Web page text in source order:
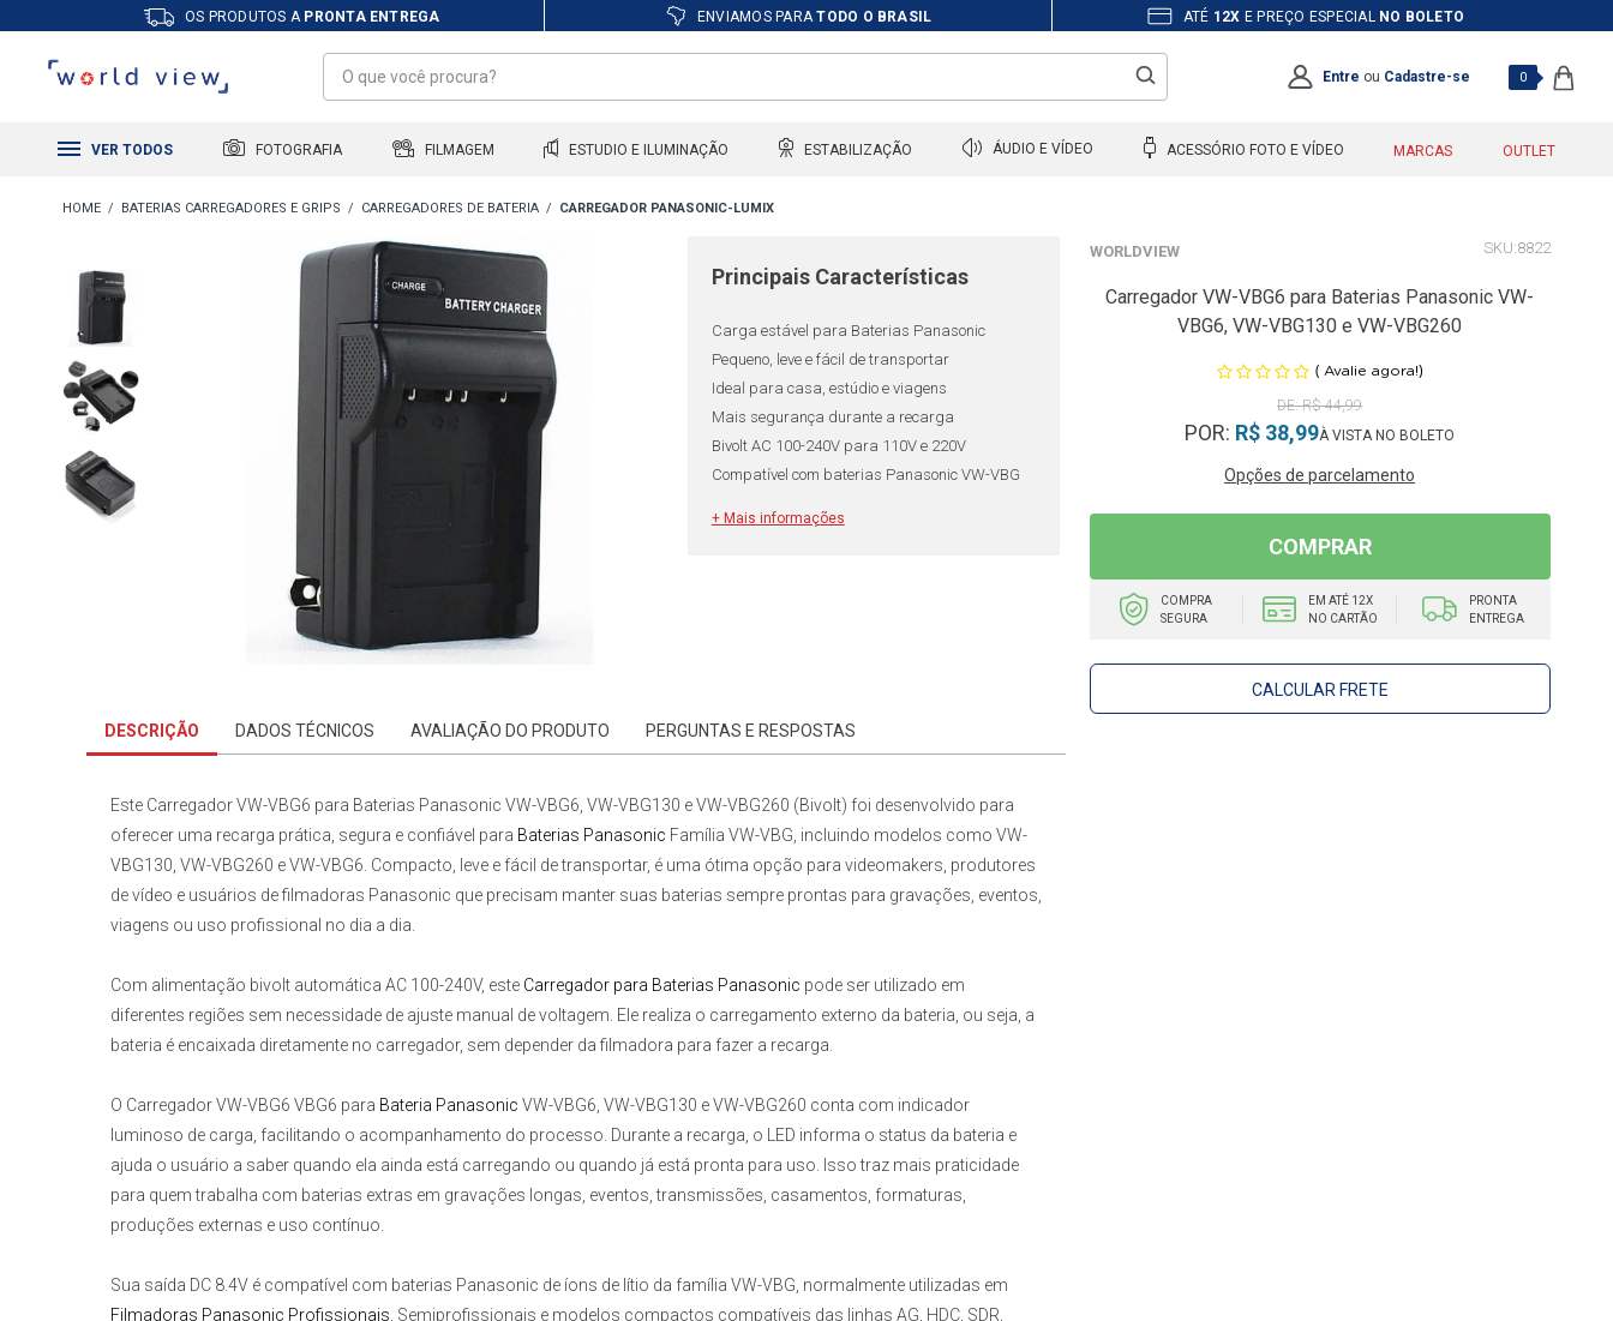
OS PRODUTOS A PRONTA ENTREGA ENVIAMOS PARATODO O BRASIL ATÉ 12X E PREÇO ESPECIAL NO BOLETO
Entre ou Cadastre-se 0
VER TODOS FOTOGRAFIA FILMAGEM ESTUDIO E ILUMINAÇÃO ESTABILIZAÇÃO ÁUDIO E VÍDEO ACESSÓRIO FOTO E VÍDEO MARCAS OUTLET
BATERIAS CARREGADORES E GRIPS CARREGADORES DE BATERIA CARREGADOR PANASONIC-LUMIX
Principais Características
Carga estável para Baterias Panasonic
Pequeno, leve e fácil de transportar
Ideal para casa, estúdio e viagens
Mais segurança durante a recarga
Bivolt AC 100-240V para 110V e 220V
Compatível com baterias Panasonic VW-VBG
+ Mais informações
WORLDVIEW 8822
Carregador VW-VBG6 para Baterias Panasonic VW-
VBG6, VW-VBG130 e VW-VBG260
( Avalie agora!)
R$ 44,99
POR: R$ 38,99
Opções de parcelamento
COMPRAR
COMPRA
SEGURA
EM ATÉ 12X
NO CARTÃO
PRONTA
ENTREGA
CALCULAR FRETE
DESCRIÇÃO DADOS TÉCNICOS AVALIAÇÃO DO PRODUTO PERGUNTAS E RESPOSTAS
Este Carregador VW-VBG6 para Baterias Panasonic VW-VBG6, VW-VBG130 e VW-VBG260 (Bivolt) foi desenvolvido para
oferecer uma recarga prática, segura e confiável para Baterias Panasonic Família VW-VBG , incluindo modelos como VW-
VBG130, VW-VBG260 e VW-VBG6. Compacto, leve e fácil de transportar, é uma ótima opção para videomakers, produtores
de vídeo e usuários de filmadoras Panasonic que precisam manter suas baterias sempre prontas para gravações, eventos,
viagens ou uso profissional no dia a dia.
Com alimentação bivolt automática AC 100-240V, este Carregador para Baterias Panasonic pode ser utilizado em
diferentes regiões sem necessidade de ajuste manual de voltagem. Ele realiza o carregamento externo da bateria, ou seja, a
bateria é encaixada diretamente no carregador, sem depender da filmadora para fazer a recarga.
O Carregador VW-VBG6 VBG6 para Bateria Panasonic VW-VBG6, VW-VBG130 e VW-VBG260 conta com indicador
luminoso de carga, facilitando o acompanhamento do processo. Durante a recarga, o LED informa o status da bateria e
ajuda o usuário a saber quando ela ainda está carregando ou quando já está pronta para uso. Isso traz mais praticidade
para quem trabalha com baterias extras em gravações longas, eventos, transmissões, casamentos, formaturas,
produções externas e uso contínuo.
Sua saída DC 8.4V é compatível com baterias Panasonic de íons de lítio da família VW-VBG, normalmente utilizadas em
Filmadoras Panasonic Profissionais , Semiprofissionais e modelos compactos compatíveis das linhas AG, HDC, SDR,